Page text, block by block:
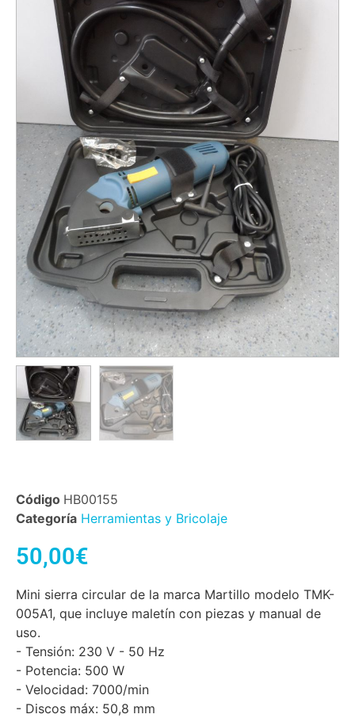
Código HB00155
Categoría Herramientas y Bricolaje
50,00€
Mini sierra circular de la marca Martillo modelo TMK-
005A1, que incluye maletín con piezas y manual de
uso.
- Tensión: 230 V - 50 Hz
- Potencia: 500 W
- Velocidad: 7000/min
- Discos máx: 50,8 mm